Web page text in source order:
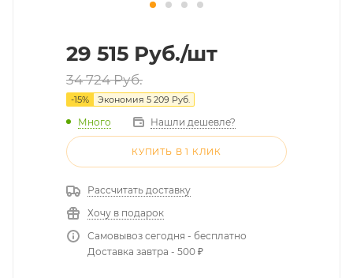
29 515 Руб./шт
34 724Руб.
-15% Экономия 5 209 Руб.
Много Нашли дешевле?
КУПИТЬ В 1 КЛИК
Рассчитать доставку
Хочу в подарок
Самовывоз сегодня - бесплатно
Доставка завтра - 500 ₽